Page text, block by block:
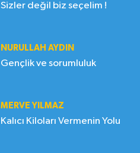
Sizler değil biz seçelim !
NURULLAH AYDIN
Gençlik ve sorumluluk
MERVE YILMAZ
Kalıcı Kiloları Vermenin Yolu